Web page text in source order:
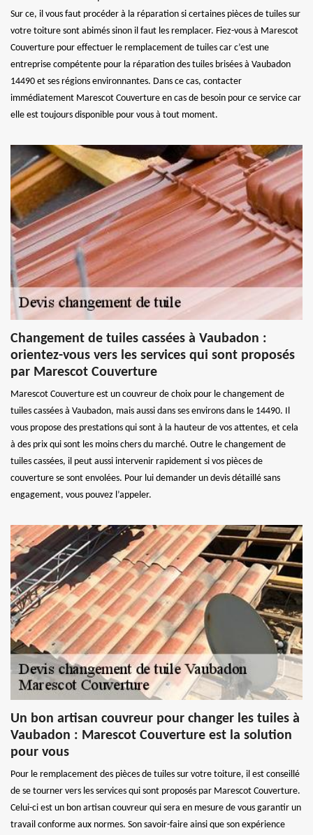
Sur ce, il vous faut procéder à la réparation si certaines pièces de tuiles sur
votre toiture sont abimés sinon il faut les remplacer. Fiez-vous à Marescot
Couverture pour effectuer le remplacement de tuiles car c’est une
entreprise compétente pour la réparation des tuiles brisées à Vaubadon
14490 et ses régions environnantes. Dans ce cas, contacter
immédiatement Marescot Couverture en cas de besoin pour ce service car
elle est toujours disponible pour vous à tout moment.
Changement de tuiles cassées à Vaubadon :
orientez-vous vers les services qui sont proposés
par Marescot Couverture
Marescot Couverture est un couvreur de choix pour le changement de
tuiles cassées à Vaubadon, mais aussi dans ses environs dans le 14490. Il
vous propose des prestations qui sont à la hauteur de vos attentes, et cela
à des prix qui sont les moins chers du marché. Outre le changement de
tuiles cassées, il peut aussi intervenir rapidement si vos pièces de
couverture se sont envolées. Pour lui demander un devis détaillé sans
engagement, vous pouvez l’appeler.
Un bon artisan couvreur pour changer les tuiles à
Vaubadon : Marescot Couverture est la solution
pour vous
Pour le remplacement des pièces de tuiles sur votre toiture, il est conseillé
de se tourner vers les services qui sont proposés par Marescot Couverture.
Celui-ci est un bon artisan couvreur qui sera en mesure de vous garantir un
travail conforme aux normes. Son savoir-faire ainsi que son expérience